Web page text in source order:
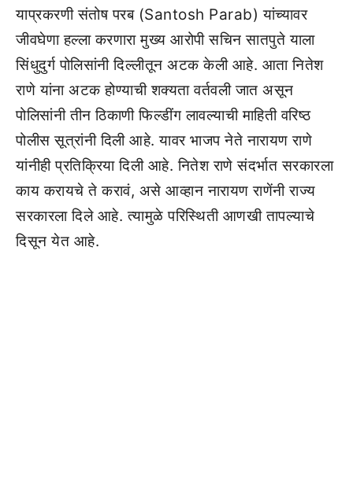
याप्रकरणी संतोष परब (Santosh Parab) यांच्यावर
जीवघेणा हल्ला करणारा मुख्य आरोपी सचिन सातपुते याला
सिंधुदुर्ग पोलिसांनी दिल्लीतून अटक केली आहे. आता नितेश
राणे यांना अटक होण्याची शक्यता वर्तवली जात असून
पोलिसांनी तीन ठिकाणी फिल्डींग लावल्याची माहिती वरिष्ठ
पोलीस सूत्रांनी दिली आहे. यावर भाजप नेते नारायण राणे
यांनीही प्रतिक्रिया दिली आहे. नितेश राणे संदर्भात सरकारला
काय करायचे ते करावं, असे आव्हान नारायण राणेंनी राज्य
सरकारला दिले आहे. त्यामुळे परिस्थिती आणखी तापल्याचे
दिसून येत आहे.